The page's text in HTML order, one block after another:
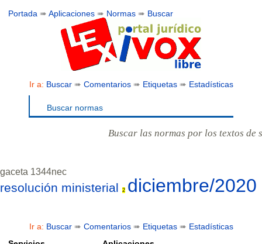
Portada ➠Aplicaciones ➠ Normas ➠ Buscar
Ir a: Buscar➠ Comentarios➠ Etiquetas➠ Estadísticas
Buscar normas
Buscar las normas por los textos de
gaceta 1344nec
resolución ministerial 2 diciembre/2020
Ir a: Buscar➠ Comentarios➠ Etiquetas➠ Estadísticas